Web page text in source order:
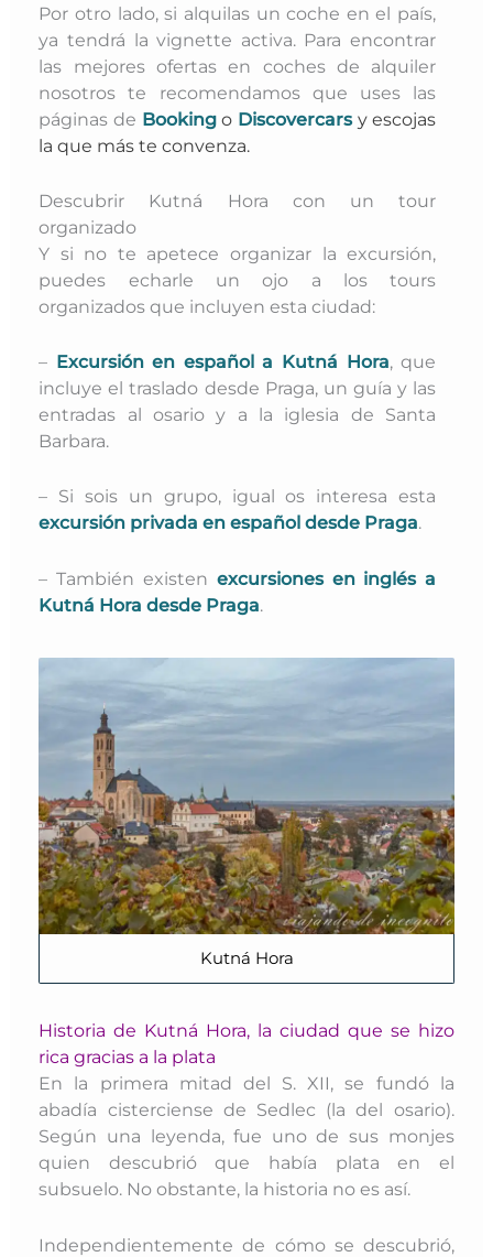
Por otro lado, si alquilas un coche en el país,
ya tendrá la vignette activa. Para encontrar
las mejores ofertas en coches de alquiler
nosotros te recomendamos que uses las
páginas de Bookingo Discovercars y escojas
la que más te convenza.
Descubrir Kutná Hora con un tour
organizado
Y si no te apetece organizar la excursión,
puedes echarle un ojo a los tours
organizados que incluyen esta ciudad:
– Excursión en español a Kutná Hora, que
incluye el traslado desde Praga, un guía y las
entradas al osario y a la iglesia de Santa
Barbara.
– Si sois un grupo, igual os interesa esta
excursión privada en español desde Praga.
– También existen excursiones en inglés a
Kutná Hora desde Praga.
Kutná Hora
Historia de Kutná Hora, la ciudad que se hizo
rica gracias a la plata
En la primera mitad del S. XII, se fundó la
abadía cisterciense de Sedlec (la del osario).
Según una leyenda, fue uno de sus monjes
quien descubrióque había plata en el
subsuelo. No obstante, la historia no es así.
Independientemente de cómo se descubrió,